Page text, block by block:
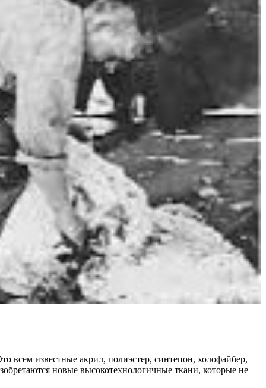
всем известные акрил, полиэстер, синтепон, холофайбер,
новые высокотехнологичные ткани, которые не